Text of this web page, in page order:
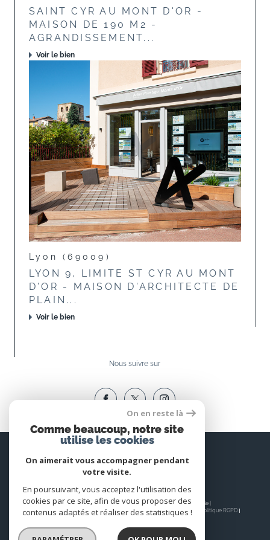
SAINT CYR AU MONT D'OR -
MAISON DE 190 M2 -
AGRANDISSEMENT...
Voir le bien
Lyon (69009)
LYON 9, LIMITE ST CYR AU MONT
D'OR - MAISON D'ARCHITECTE DE
PLAIN...
Voir le bien
Nous suivre sur
Espace
PROPRIÉTAIRE
Se connecter
© 2026 | Tous droits réservés | Traduction powered by Google |
Nos honoraires
Plan du site Mentions légales Admin Nos liens
Politique RGPD
On en reste là
Comme beaucoup, notre site
utilise les cookies
On aimerait vous accompagner pendant
votre visite.
En poursuivant, vous acceptez l'utilisation des
cookies par ce site, afin de vous proposer des
contenus adaptés et réaliser des statistiques !